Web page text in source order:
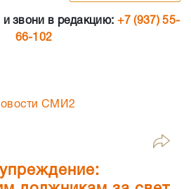
звони в редакцию: +7 (937) 55-
66-102
СМИ2